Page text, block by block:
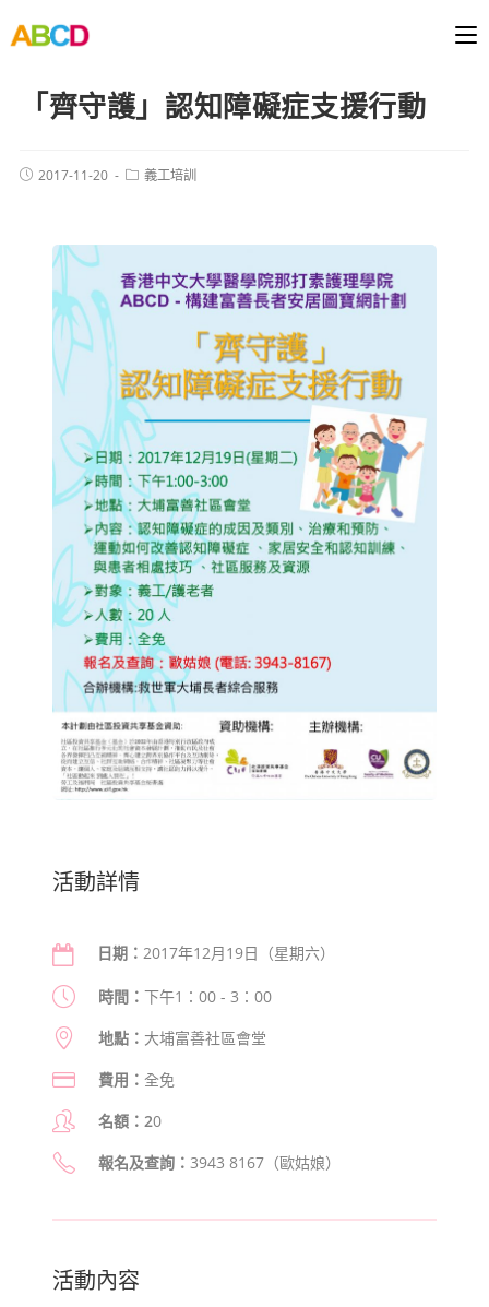
「齊守護」認知障礙症支援行動
2017-11-20 義工培訓
活動詳情
日期： 2017年12月19日（星期六）
時間： 下午1：00 - 3：00
地點： 大埔富善社區會堂
費用： 全免
名額：20
報名及查詢： 3943 8167（歐姑娘）
活動內容